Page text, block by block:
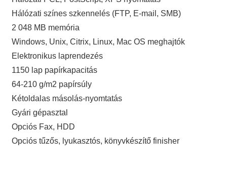
Hálózati színes szkennelés (FTP, E-mail, SMB)
2 048 MB memória
Windows, Unix, Citrix, Linux, Mac OS meghajtók
Elektronikus laprendezés
1150 lap papírkapacitás
64-210 g/m2 papírsúly
Kétoldalas másolás-nyomtatás
Gyári gépasztal
Opciós Fax, HDD
Opciós tűzős, lyukasztós, könyvkészítő finisher